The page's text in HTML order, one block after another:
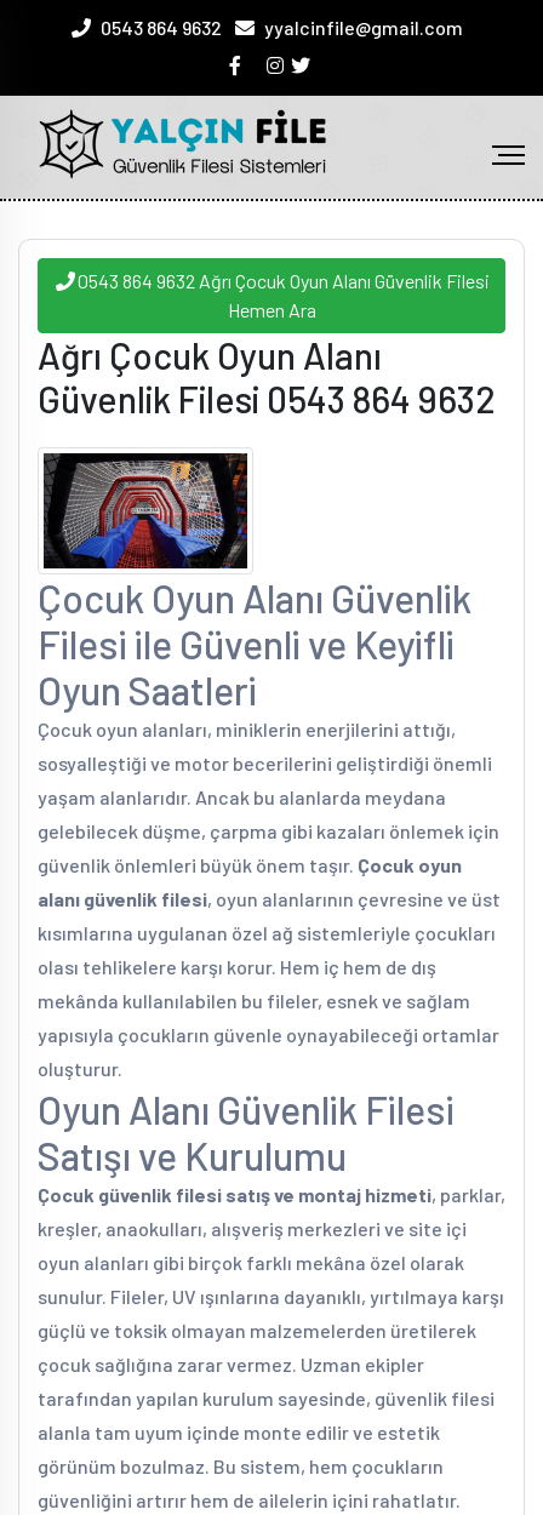
0543 864 9632 yyalcinfile@gmail.com
0543 864 9632 Ağrı Çocuk Oyun Alanı Güvenlik Filesi
Hemen Ara
Ağrı Çocuk Oyun Alanı
Güvenlik Filesi 0543 864 9632
Çocuk Oyun Alanı Güvenlik
Filesi ile Güvenli ve Keyifli
Oyun Saatleri
Çocuk oyun alanları, miniklerin enerjilerini attığı,
sosyalleştiği ve motor becerilerini geliştirdiği önemli
yaşam alanlarıdır. Ancak bu alanlarda meydana
gelebilecek düşme, çarpma gibi kazaları önlemek için
güvenlik önlemleri büyük önem taşır. Çocuk oyun
alanı güvenlik filesi, oyun alanlarının çevresine ve üst
kısımlarına uygulanan özel ağ sistemleriyle çocukları
olası tehlikelere karşı korur. Hem iç hem de dış
mekânda kullanılabilen bu fileler, esnek ve sağlam
yapısıyla çocukların güvenle oynayabileceği ortamlar
oluşturur.
Oyun Alanı Güvenlik Filesi
Satışı ve Kurulumu
Çocuk güvenlik filesi satış ve montaj hizmeti, parklar,
kreşler, anaokulları, alışveriş merkezleri ve site içi
oyun alanları gibi birçok farklı mekâna özel olarak
sunulur. Fileler, UV ışınlarına dayanıklı, yırtılmaya karşı
güçlü ve toksik olmayan malzemelerden üretilerek
çocuk sağlığına zarar vermez. Uzman ekipler
tarafından yapılan kurulum sayesinde, güvenlik filesi
alanla tam uyum içinde monte edilir ve estetik
görünüm bozulmaz. Bu sistem, hem çocukların
güvenliğini artırır hem de ailelerin içini rahatlatır.